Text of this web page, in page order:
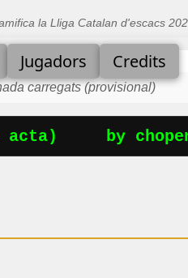
la Lliga Catalan d'escacs
Jugadors Credits
carregats (provisional)
by